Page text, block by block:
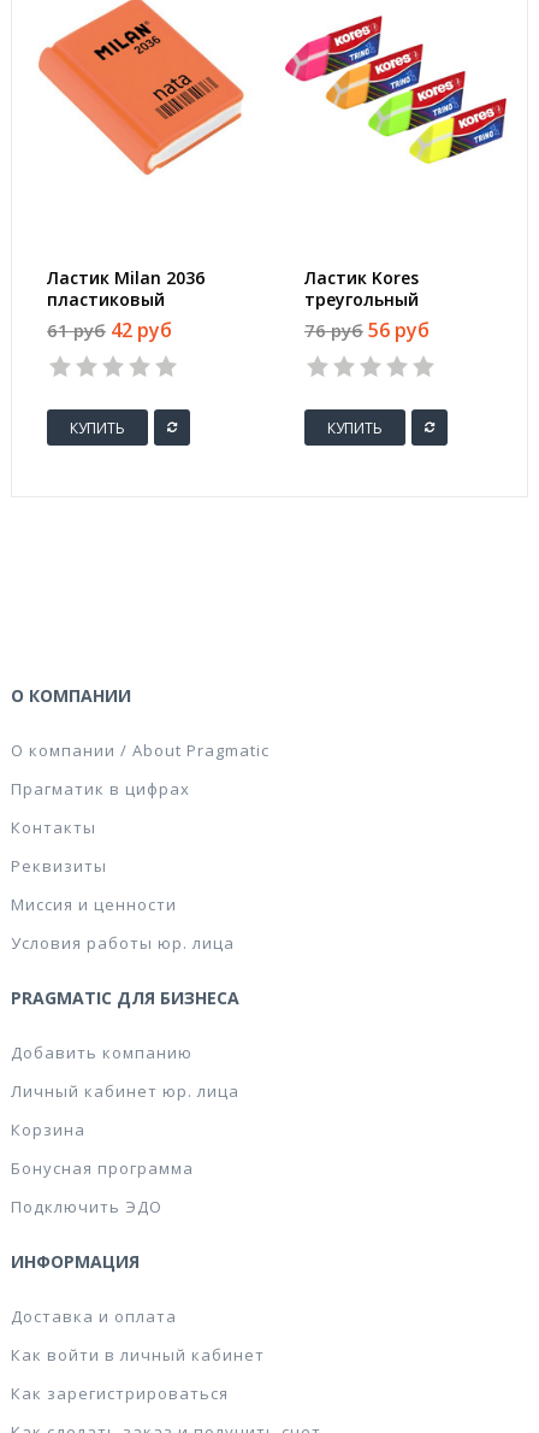
Ластик Milan 2036
пластиковый
39х29х9 мм
61 руб 42 руб
КУПИТЬ
Ластик Kores
треугольный
неоновый в
дисплей-боксе, цвет
в асс 40503
76 руб 56 руб
КУПИТЬ
О КОМПАНИИ
О компании / About Pragmatic
Прагматик в цифрах
Контакты
Реквизиты
Миссия и ценности
Условия работы юр. лица
PRAGMATIC ДЛЯ БИЗНЕСА
Добавить компанию
Личный кабинет юр. лица
Корзина
Бонусная программа
Подключить ЭДО
ИНФОРМАЦИЯ
Доставка и оплата
Как войти в личный кабинет
Как зарегистрироваться